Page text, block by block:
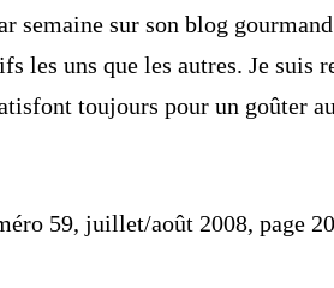
semaine sur son blog
les uns que les autres. Je suis
toujours pour un goûter
59, juillet/août 2008, page